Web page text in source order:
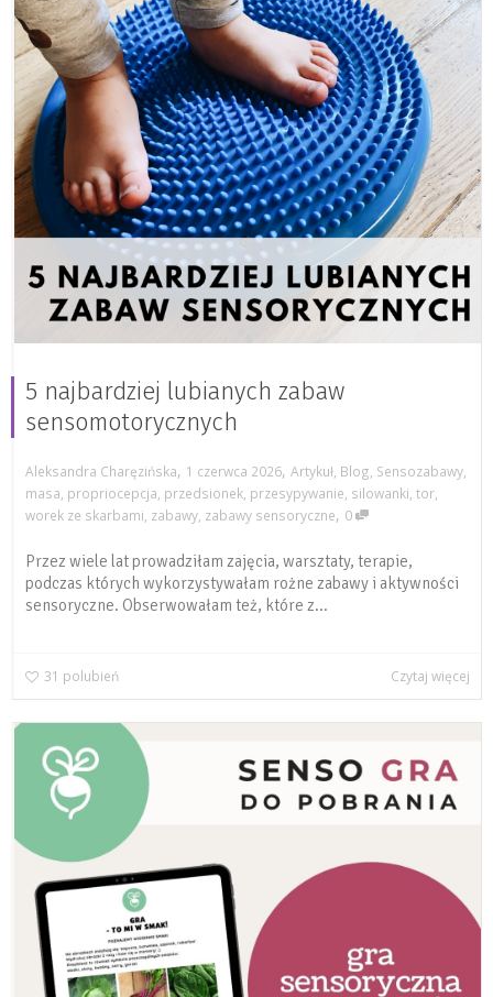
5 najbardziej lubianych zabaw
sensomotorycznych
Aleksandra Charęzińska, 1 czerwca 2026, Artykuł Blog Sensozabawy
masa propriocepcja przedsionek przesypywanie silowanki tor
worek ze skarbami zabawy zabawy sensoryczne, 0
Przez wiele lat prowadziłam zajęcia, warsztaty, terapie,
podczas których wykorzystywałam rożne zabawy i aktywności
sensoryczne. Obserwowałam też, które z...
31 polubień Czytaj więcej